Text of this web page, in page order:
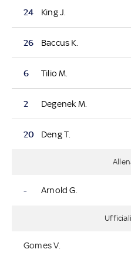
24 King J.
26 Baccus K.
6 Tilio M.
2 Degenek M.
20 Deng T.
- Arnold G.
Gomes V.